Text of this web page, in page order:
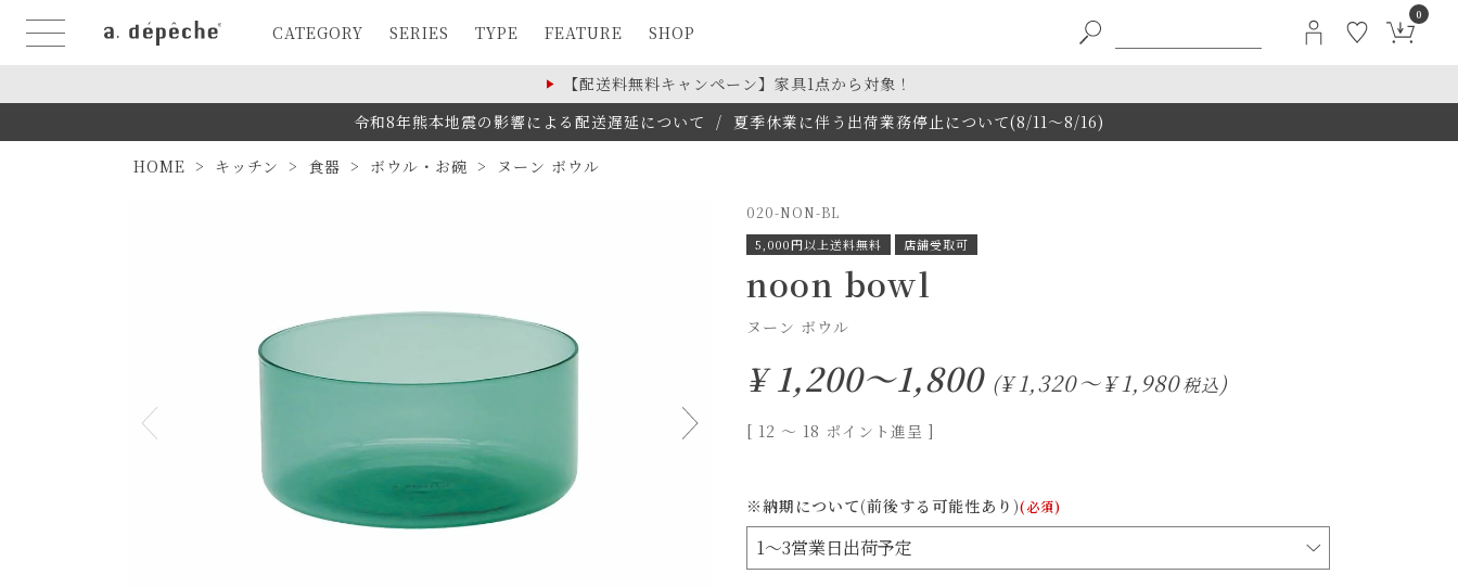
CATEGORY SERIES TYPE FEATURE SHOP
0
【配送料無料キャンペーン】家具1点から対象！
令和8年熊本地震の影響による配送遅延について / 夏季休業に伴う出荷業務停止について(8/11～8/16)
HOME キッチン 食器 ボウル・お碗 ヌーン ボウル
020-NON-BL
5,000円以上送料無料 店舗受取可
noon bowl
ヌーン ボウル
¥ 1,200～1,800 ¥1,320〜¥1,980税込
[ 12 〜 18 ポイント進呈 ]
※納期について(前後する可能性あり)(必須)